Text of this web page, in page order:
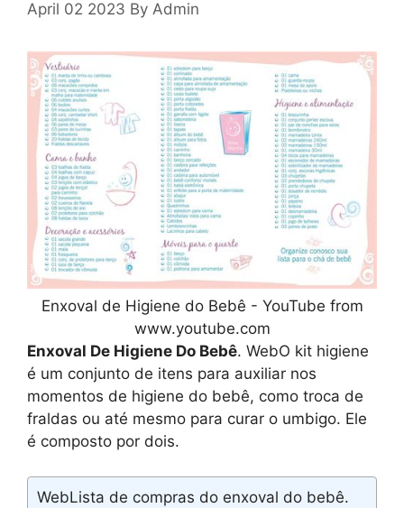
April 02 2023 By Admin
Enxoval de Higiene do Bebê - YouTube from
www.youtube.com
Enxoval De Higiene Do Bebê. WebO kit higiene
é um conjunto de itens para auxiliar nos
momentos de higiene do bebê, como troca de
fraldas ou até mesmo para curar o umbigo. Ele
é composto por dois.
WebLista de compras do enxoval do bebê.